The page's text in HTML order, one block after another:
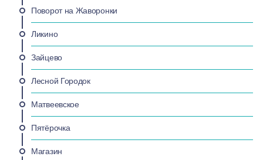
Поворот на Жаворонки
Ликино
Зайцево
Лесной Городок
Матвеевское
Пятёрочка
Магазин